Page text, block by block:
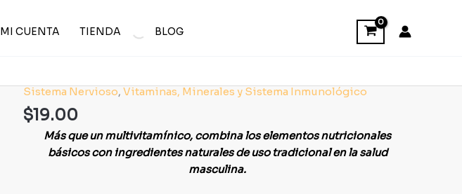
MI CUENTA TIENDA BLOG
Sistema Nervioso, Vitaminas, Minerales y Sistema Inmunológico
$19.00
Más que un multivitamínico, combina los elementos nutricionales
básicos con ingredientes naturales de uso tradicional en la salud
masculina.
Ultra
Doceplex
Mega
Man
Tabletas